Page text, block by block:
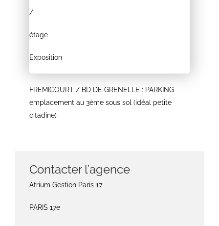
/
étage
Exposition
FREMICOURT / BD DE GRENELLE : PARKING
emplacement au 3ème sous sol (idéal petite
citadine)
Contacter l’agence
Atrium Gestion Paris 17
PARIS 17e